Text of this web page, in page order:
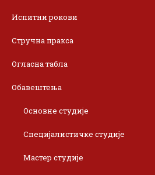
Испитни рокови
Стручна пракса
Огласна табла
Обавештења
Основне студије
Специјалистичке студије
Мастер студије